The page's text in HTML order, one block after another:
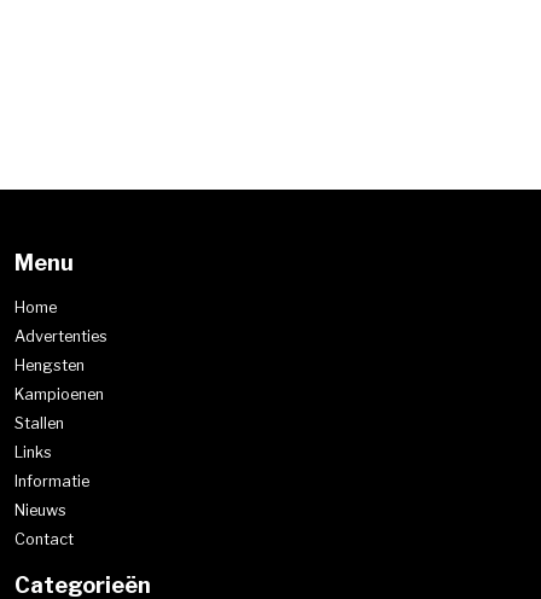
Menu
Home
Advertenties
Hengsten
Kampioenen
Stallen
Links
Informatie
Nieuws
Contact
Categorieën